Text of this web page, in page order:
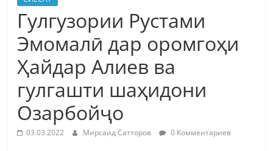
Гулгузории Рустами
Эмомалӣ дар оромгоҳи
Ҳайдар Алиев ва
гулгашти шаҳидони
Озарбойҷо
03.03.2022 Мирсаид Сатторов 0 Комментариев